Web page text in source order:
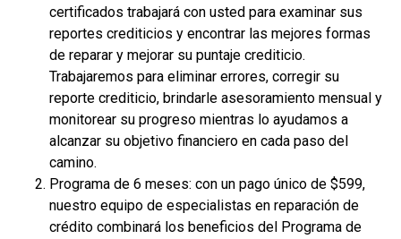
certificados trabajará con usted para examinar sus
reportes crediticios y encontrar las mejores formas
de reparar y mejorar su puntaje crediticio.
Trabajaremos para eliminar errores, corregir su
reporte crediticio, brindarle asesoramiento mensual y
monitorear su progreso mientras lo ayudamos a
alcanzar su objetivo financiero en cada paso del
camino.
Programa de 6 meses: con un pago único de $599,
nuestro equipo de especialistas en reparación de
crédito combinará los beneficios del Programa de